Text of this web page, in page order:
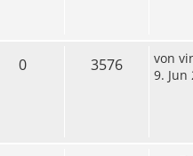
0 3576 von
9. Jun